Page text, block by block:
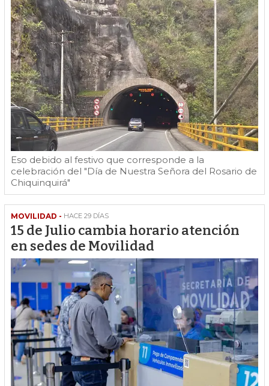
Eso debido al festivo que corresponde a la
celebración del "Día de Nuestra Señora del Rosario de
Chiquinquirá"
MOVILIDAD - HACE 29 DÍAS
15 de Julio cambia horario atención
en sedes de Movilidad